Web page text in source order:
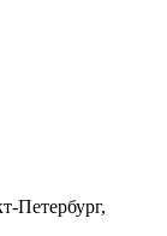
Петербург,